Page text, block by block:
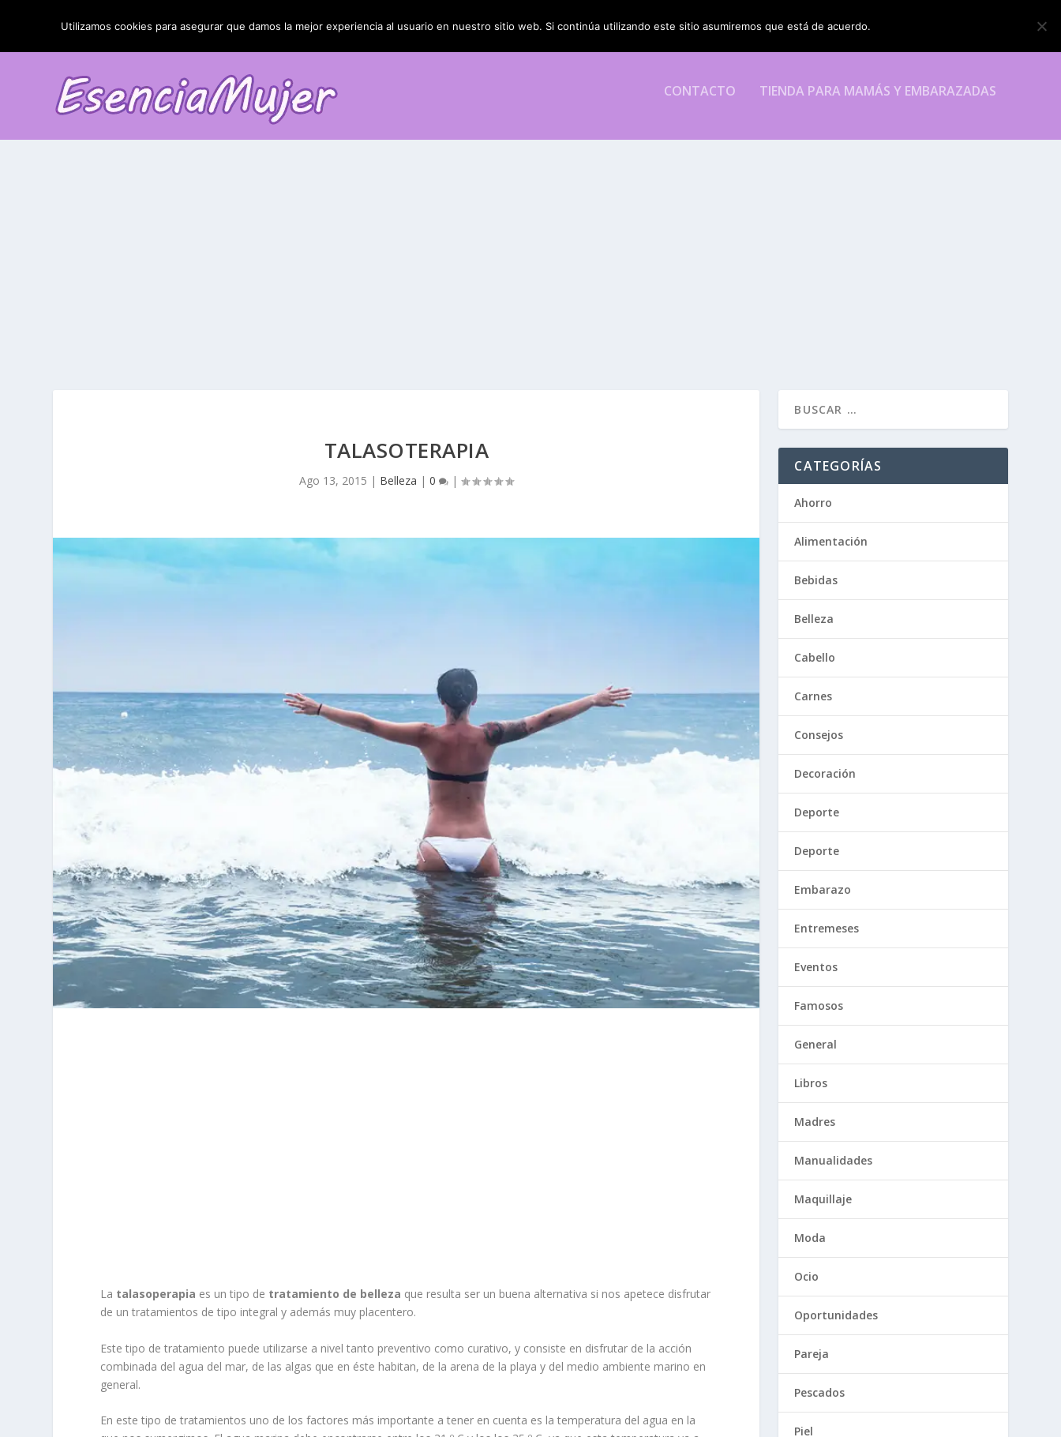
TENDENCIAS: La blefaroplastia y sus resultados
CONTACTO TIENDA PARA MAMÁS Y EMBARAZADAS
TALASOTERAPIA
Ago 13, 2015 | Belleza |0 |
La talasoperapia es un tipo de tratamiento de belleza que resulta ser un buena alternativa si nos apetece disfrutar
de un tratamientos de tipo integral y además muy placentero.
Este tipo de tratamiento puede utilizarse a nivel tanto preventivo como curativo, y consiste en disfrutar de la acción
combinada del agua del mar, de las algas que en éste habitan, de la arena de la playa y del medio ambiente marino en
general.
En este tipo de tratamientos uno de los factores más importante a tener en cuenta es la temperatura del agua en la
CATEGORÍAS
Ahorro
Alimentación
Bebidas
Belleza
Cabello
Carnes
Consejos
Decoración
Deporte
Deporte
Embarazo
Entremeses
Eventos
Famosos
General
Libros
Madres
Manualidades
Maquillaje
Moda
Ocio
Oportunidades
Pareja
Pescados
Piel
Utilizamos cookies para asegurar que damos la mejor experiencia al usuario en nuestro sitio web. Si continúa utilizando este sitio asumiremos que está de acuerdo.